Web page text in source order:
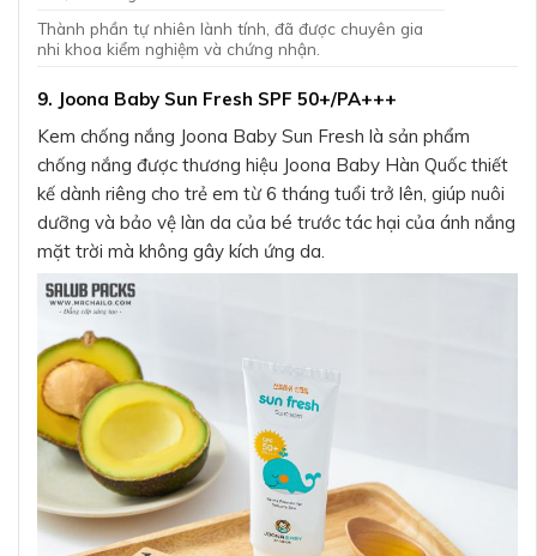
Thành phần tự nhiên lành tính, đã được chuyên gia
nhi khoa kiểm nghiệm và chứng nhận.
9. Joona Baby Sun Fresh SPF 50+/PA+++
Kem chống nắng Joona Baby Sun Fresh là sản phẩm
chống nắng được thương hiệu Joona Baby Hàn Quốc thiết
kế dành riêng cho trẻ em từ 6 tháng tuổi trở lên, giúp nuôi
dưỡng và bảo vệ làn da của bé trước tác hại của ánh nắng
mặt trời mà không gây kích ứng da.